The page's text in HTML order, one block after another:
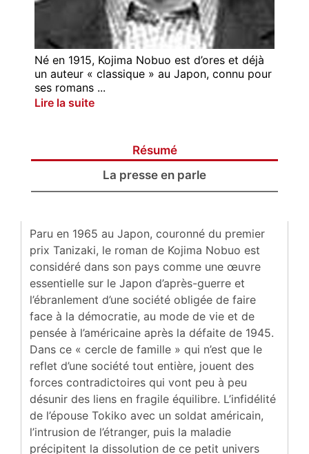
Né en 1915, Kojima Nobuo est d’ores et déjà
un auteur « classique » au Japon, connu pour
ses romans ...
Lire la suite
Résumé
La presse en parle
Paru en 1965 au Japon, couronné du premier
prix Tanizaki, le roman de Kojima Nobuo est
considéré dans son pays comme une œuvre
essentielle sur le Japon d’après-guerre et
l’ébranlement d’une société obligée de faire
face à la démocratie, au mode de vie et de
pensée à l’américaine après la défaite de 1945.
Dans ce « cercle de famille » qui n’est que le
reflet d’une société tout entière, jouent des
forces contradictoires qui vont peu à peu
désunir des liens en fragile équilibre. L’infidélité
de l’épouse Tokiko avec un soldat américain,
l’intrusion de l’étranger, puis la maladie
précipitent la dissolution de ce petit univers